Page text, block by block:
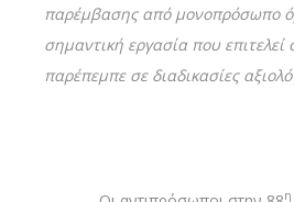
παρέμβασης από μονοπρόσωπο
σημαντική εργασία που
παρέπεμπε σε διαδικασίες
η